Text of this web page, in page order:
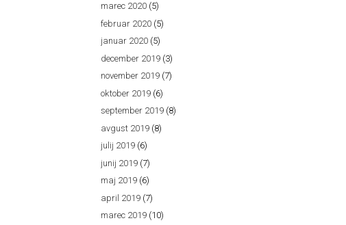
marec 2020 (5)
februar 2020 (5)
januar 2020 (5)
december 2019 (3)
november 2019 (7)
oktober 2019 (6)
september 2019 (8)
avgust 2019 (8)
julij 2019 (6)
junij 2019 (7)
maj 2019 (6)
april 2019 (7)
marec 2019 (10)